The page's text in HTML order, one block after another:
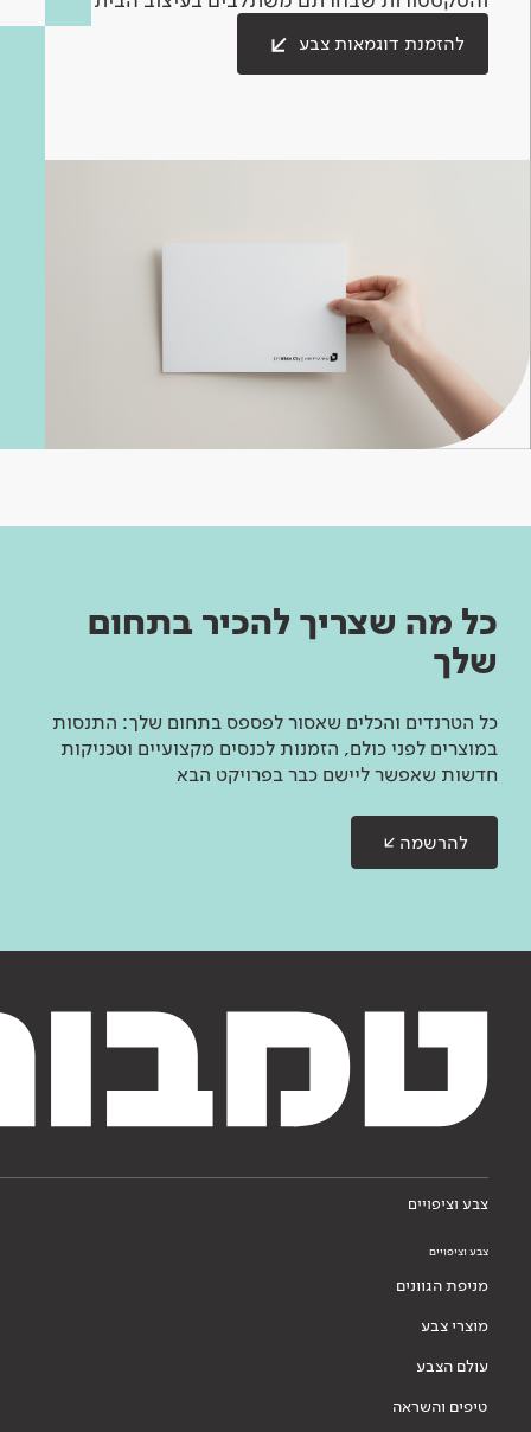
להזמנת דוגמאות צבע
כל מה שצריך להכיר בתחום
שלך
כל הטרנדים והכלים שאסור לפספס בתחום שלך: התנסות
במוצרים לפני כולם, הזמנות לכנסים מקצועיים וטכניקות
חדשות שאפשר ליישם כבר בפרויקט הבא
להרשמה
צבע וציפויים
צבע וציפויים
מניפת הגוונים
מוצרי צבע
עולם הצבע
טיפים והשראה